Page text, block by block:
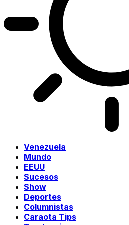
Venezuela
Mundo
EEUU
Sucesos
Show
Deportes
Columnistas
Caraota Tips